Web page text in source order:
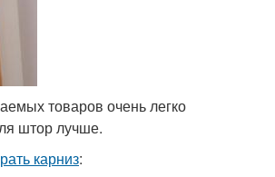
товаров очень легко
штор лучше.
карниз: